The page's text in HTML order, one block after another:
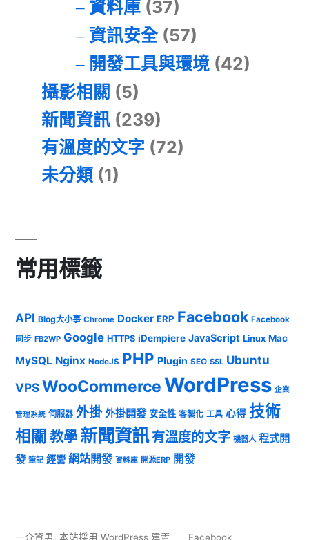
資料庫(37)
資訊安全(57)
開發工具與環境(42)
攝影相關 (5)
新聞資訊 (239)
有溫度的文字 (72)
未分類 (1)
常用標籤
API Blog大小事 Chrome Docker ERP Facebook Facebook
同步 FB2WP Google HTTPS iDempiere JavaScript Linux Mac
MySQL Nginx NodeJS PHP Plugin SEO SSL Ubuntu
VPSWooCommerceWordPress 企業
管理系統 伺服器 外掛 外掛開發 安全性 客製化 工具 心得 技術
相關 教學 新聞資訊有溫度的文字 機器人 程式開
發 筆記 經營 網站開發 資料庫 開源ERP 開發
一介資男, 本站採用 WordPress 建置 Facebook